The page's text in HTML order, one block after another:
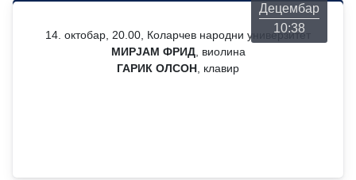
Децембар
10:38
14. октобар, 20.00, Коларчев народни универзитет
МИРЈАМ ФРИД, виолина
ГАРИК ОЛСОН , клавир